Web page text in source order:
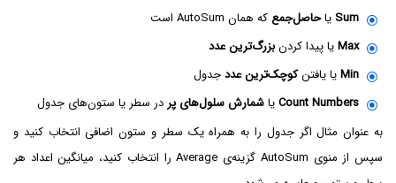
Sum یاحاصل‌جمع که همان AutoSum است
Maxیا پیدا کردنبزرگ‌ترین عدد
Minیا یافتنکوچک‌ترین عددجدول
Count Numbersیاشمارش سلول‌های پر در سطر یا ستون‌های جدول
به عنوان مثال اگر جدول را به همراه یک سطر و ستون اضافی انتخاب کنید و
سپس از منوی AutoSum گزینه‌ی Average را انتخاب کنید، میانگین اعداد هر